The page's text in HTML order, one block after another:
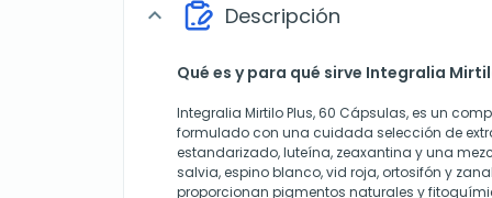
expand_more Descripción
Qué es y para qué sirve Integralia
Integralia Mirtilo Plus, 60 Cápsulas, es un
formulado con una cuidada selección de
estandarizado, luteína, zeaxantina y una
salvia, espino blanco, vid roja, ortosifón y
proporcionan pigmentos naturales y